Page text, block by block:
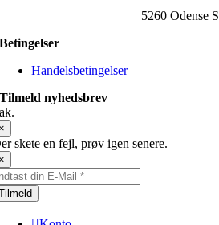
5260 Odense S
Betingelser
Handelsbetingelser
Tilmeld nyhedsbrev
skete en fejl, prøv igen senere.